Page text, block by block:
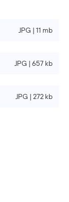
JPG | 11 mb
JPG | 657 kb
JPG | 272 kb